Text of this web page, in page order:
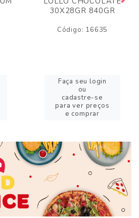
30X28GR 840GR
Código: 16635
Faça seu login
ou
cadastre-se
para ver preços
e comprar